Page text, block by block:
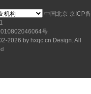
中国北京 京ICP备
号
2026 by hxqc.cn Design. All